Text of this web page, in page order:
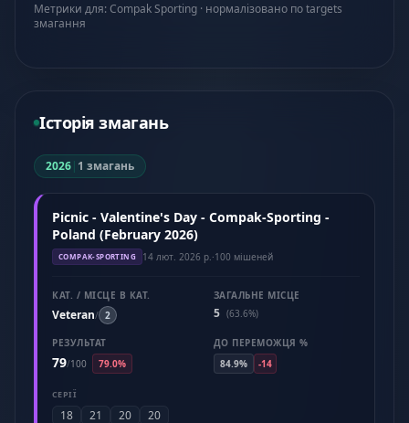
Метрики для: Compak Sporting · нормалізовано по targets
змагання
Історія змагань
2026| 1 змагань
Picnic - Valentine's Day - Compak-Sporting -
Poland (February 2026)
COMPAK-SPORTING 14 лют. 2026 р. ·100 мішеней
КАТ. / МІСЦЕ В КАТ.
Veteran/ 2
ЗАГАЛЬНЕ МІСЦЕ
5 (63.6%)
РЕЗУЛЬТАТ
79/100 79.0%
ДО ПЕРЕМОЖЦЯ %
84.9%
-14
СЕРІЇ
18 21 20 20